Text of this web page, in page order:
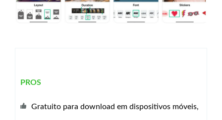
PROS
Gratuito para download em dispositivos móveis,